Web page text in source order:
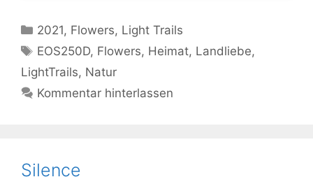
Kategorien
2021, Flowers, Light Trails
Schlagwörter
EOS250D, Flowers, Heimat, Landliebe,
LightTrails, Natur
Kommentar hinterlassen
Silence